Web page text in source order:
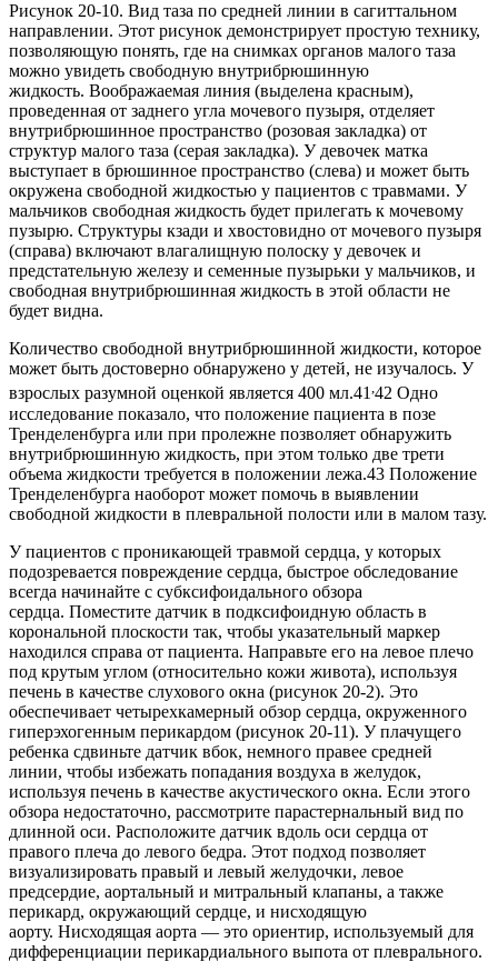
Рисунок 20-10. Вид таза по средней линии в сагиттальном
направлении. Этот рисунок демонстрирует простую технику,
позволяющую понять, где на снимках органов малого таза
можно увидеть свободную внутрибрюшинную
жидкость. Воображаемая линия (выделена красным),
проведенная от заднего угла мочевого пузыря, отделяет
внутрибрюшинное пространство (розовая закладка) от
структур малого таза (серая закладка). У девочек матка
выступает в брюшинное пространство (слева) и может быть
окружена свободной жидкостью у пациентов с травмами. У
мальчиков свободная жидкость будет прилегать к мочевому
пузырю. Структуры кзади и хвостовидно от мочевого пузыря
(справа) включают влагалищную полоску у девочек и
предстательную железу и семенные пузырьки у мальчиков, и
свободная внутрибрюшинная жидкость в этой области не
будет видна.
Количество свободной внутрибрюшинной жидкости, которое
может быть достоверно обнаружено у детей, не изучалось. У
взрослых разумной оценкой является 400 мл.41,42 Одно
исследование показало, что положение пациента в позе
Тренделенбурга или при пролежне позволяет обнаружить
внутрибрюшинную жидкость, при этом только две трети
объема жидкости требуется в положении лежа.43 Положение
Тренделенбурга наоборот может помочь в выявлении
свободной жидкости в плевральной полости или в малом тазу.
У пациентов с проникающей травмой сердца, у которых
подозревается повреждение сердца, быстрое обследование
всегда начинайте с субксифоидального обзора
сердца. Поместите датчик в подксифоидную область в
корональной плоскости так, чтобы указательный маркер
находился справа от пациента. Направьте его на левое плечо
под крутым углом (относительно кожи живота), используя
печень в качестве слухового окна (рисунок 20-2). Это
обеспечивает четырехкамерный обзор сердца, окруженного
гиперэхогенным перикардом (рисунок 20-11). У плачущего
ребенка сдвиньте датчик вбок, немного правее средней
линии, чтобы избежать попадания воздуха в желудок,
используя печень в качестве акустического окна. Если этого
обзора недостаточно, рассмотрите парастернальный вид по
длинной оси. Расположите датчик вдоль оси сердца от
правого плеча до левого бедра. Этот подход позволяет
визуализировать правый и левый желудочки, левое
предсердие, аортальный и митральный клапаны, а также
перикард, окружающий сердце, и нисходящую
аорту. Нисходящая аорта — это ориентир, используемый для
дифференциации перикардиального выпота от плеврального.